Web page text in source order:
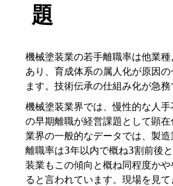
題
機械塗装業の若手離職率は他業
あり、育成体系の属人化が原因
ます。技術伝承の仕組み化が急務
機械塗装業界では、慢性的な人
の早期離職が経営課題として顕在
業界の一般的なデータでは、製
離職率は3年以内で概ね3割前後
装業もこの傾向と概ね同程度か
ると言われています。現場を見